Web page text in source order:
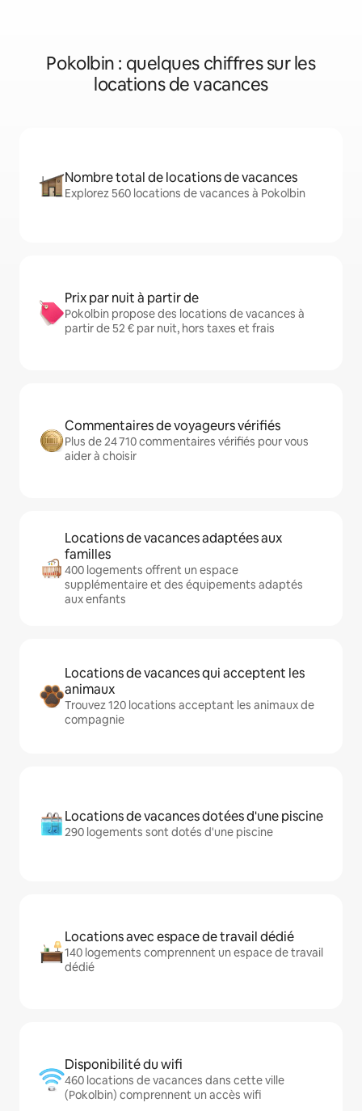
Pokolbin : quelques chiffres sur les
locations de vacances
Nombre total de locations de vacances
Explorez 560 locations de vacances à Pokolbin
Prix par nuit à partir de
Pokolbin propose des locations de vacances à
partir de 52 € par nuit, hors taxes et frais
Commentaires de voyageurs vérifiés
Plus de 24 710 commentaires vérifiés pour vous
aider à choisir
Locations de vacances adaptées aux
familles
400 logements offrent un espace
supplémentaire et des équipements adaptés
aux enfants
Locations de vacances qui acceptent les
animaux
Trouvez 120 locations acceptant les animaux de
compagnie
Locations de vacances dotées d'une piscine
290 logements sont dotés d'une piscine
Locations avec espace de travail dédié
140 logements comprennent un espace de travail
dédié
Disponibilité du wifi
460 locations de vacances dans cette ville
(Pokolbin) comprennent un accès wifi